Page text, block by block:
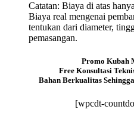
Catatan: Biaya di atas
Biaya real mengenai
tentukan dari diameter,
pemasangan.
Promo Kubah
Free Konsultasi
Bahan Berkualitas
[wpcdt-